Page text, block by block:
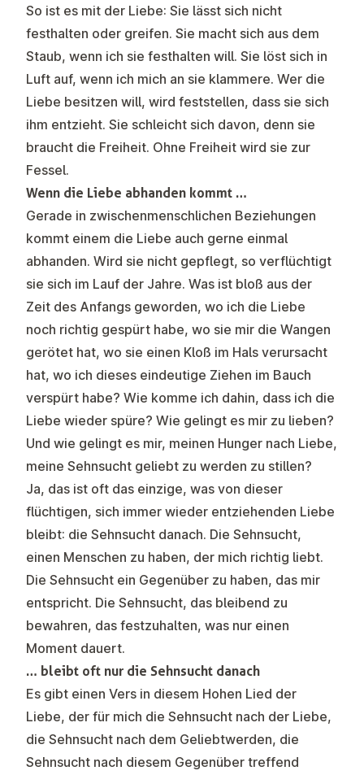
So ist es mit der Liebe: Sie lässt sich nicht
festhalten oder greifen. Sie macht sich aus dem
Staub, wenn ich sie festhalten will. Sie löst sich in
Luft auf, wenn ich mich an sie klammere. Wer die
Liebe besitzen will, wird feststellen, dass sie sich
ihm entzieht. Sie schleicht sich davon, denn sie
braucht die Freiheit. Ohne Freiheit wird sie zur
Fessel.
Wenn die Liebe abhanden kommt …
Gerade in zwischenmenschlichen Beziehungen
kommt einem die Liebe auch gerne einmal
abhanden. Wird sie nicht gepflegt, so verflüchtigt
sie sich im Lauf der Jahre. Was ist bloß aus der
Zeit des Anfangs geworden, wo ich die Liebe
noch richtig gespürt habe, wo sie mir die Wangen
gerötet hat, wo sie einen Kloß im Hals verursacht
hat, wo ich dieses eindeutige Ziehen im Bauch
verspürt habe? Wie komme ich dahin, dass ich die
Liebe wieder spüre? Wie gelingt es mir zu lieben?
Und wie gelingt es mir, meinen Hunger nach Liebe,
meine Sehnsucht geliebt zu werden zu stillen?
Ja, das ist oft das einzige, was von dieser
flüchtigen, sich immer wieder entziehenden Liebe
bleibt: die Sehnsucht danach. Die Sehnsucht,
einen Menschen zu haben, der mich richtig liebt.
Die Sehnsucht ein Gegenüber zu haben, das mir
entspricht. Die Sehnsucht, das bleibend zu
bewahren, das festzuhalten, was nur einen
Moment dauert.
… bleibt oft nur die Sehnsucht danach
Es gibt einen Vers in diesem Hohen Lied der
Liebe, der für mich die Sehnsucht nach der Liebe,
die Sehnsucht nach dem Geliebtwerden, die
Sehnsucht nach diesem Gegenüber treffend